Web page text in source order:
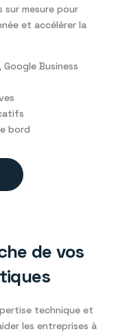
mesure pour
et accélérer la
Business
bord
de vos
technique et
les entreprises à